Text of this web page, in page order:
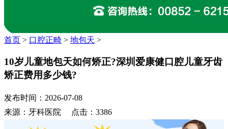
首页 > 口腔正畸 > 地包天 >
10岁儿童地包天如何矫正?深圳爱康健口腔儿童牙齿
矫正费用多少钱?
发布时间：2026-07-08
来源：牙科医院 点击：3386